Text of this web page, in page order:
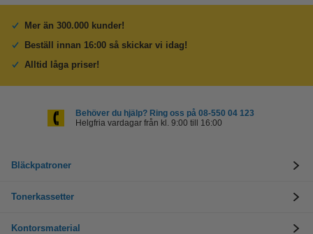
Mer än 300.000 kunder!
Beställ innan 16:00 så skickar vi idag!
Alltid låga priser!
Behöver du hjälp? Ring oss på 08-550 04 123
Helgfria vardagar från kl. 9:00 till 16:00
Bläckpatroner
Tonerkassetter
Kontorsmaterial